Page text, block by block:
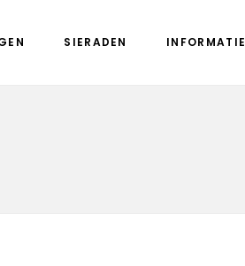
SIERADEN INFORMATIE